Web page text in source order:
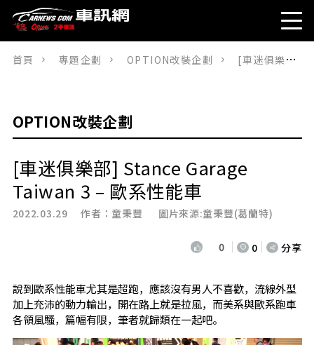
首頁 專題企劃 OPTION改裝企劃 [車迷俱樂部] Stance Garage Taiwan 3 – 歐系性能車
OPTION改裝企劃
[車迷俱樂部] Stance Garage
Taiwan 3 – 歐系性能車
2022.03.29 作者： 童秉豐 圖片來源:童秉豐(葛蘭特)
0 0 分享
說到歐系性能車尤其是超跑，應該沒有男人不喜歡，流線外型
加上充沛的動力輸出，開在路上就是拉風，而美系與歐系跑車
各領風騷，篇幅有限，筆者就歸類在一起吧。